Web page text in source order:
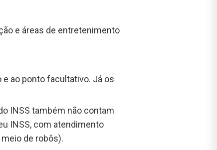
e áreas de entretenimento
ao ponto facultativo. Já os
INSS também não contam
INSS, com atendimento
de robôs).